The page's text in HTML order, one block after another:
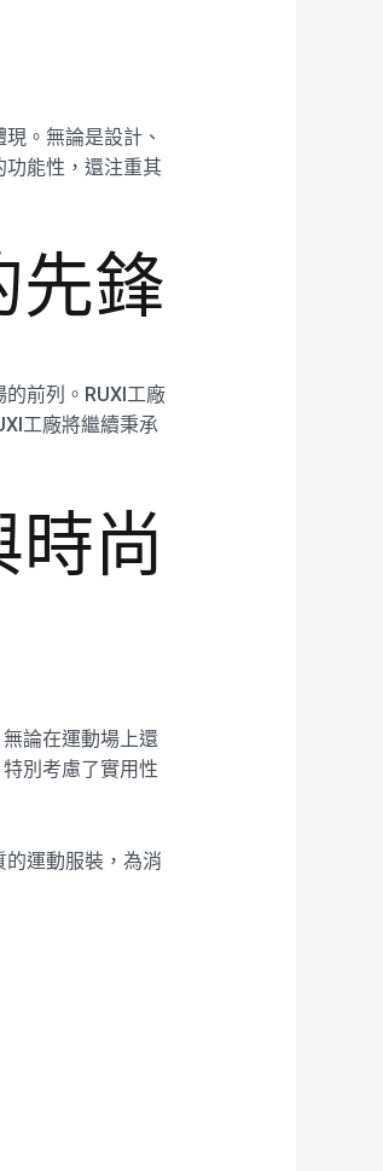
。無論是設計、
功能性，還注重其
鋒
前列。RUXI工廠
工廠將繼續秉承
尚
論在運動場上還
別考慮了實用性
的運動服裝，為消